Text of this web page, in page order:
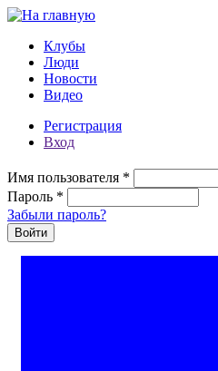
Перейти к основному содержанию
Клубы
Люди
Новости
Видео
Регистрация
Вход
Имя пользователя *
Пароль *
Забыли пароль?